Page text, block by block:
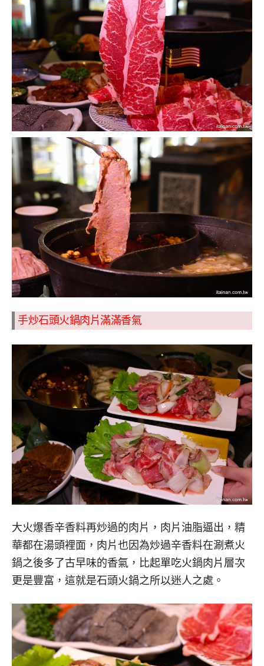
手炒石頭火鍋肉片滿滿香氣
大火爆香辛香料再炒過的肉片，肉片油脂逼出，精
華都在湯頭裡面，肉片也因為炒過辛香料在涮煮火
鍋之後多了古早味的香氣，比起單吃火鍋肉片層次
更是豐富，這就是石頭火鍋之所以迷人之處。